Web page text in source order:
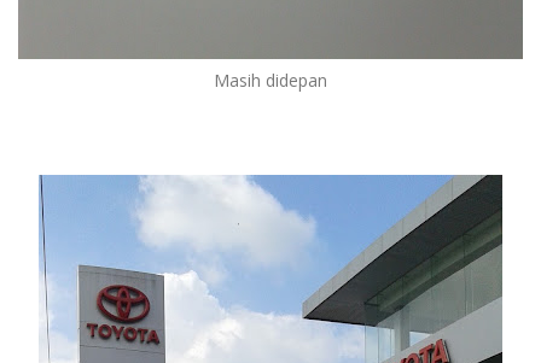
Masih didepan